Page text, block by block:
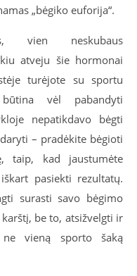
„bėgiko euforija“.
vien neskubaus
atveju šie hormonai
turėjote su sportu
vėl pabandyti
nepatikdavo bėgti
– pradėkite bėgioti
taip, kad jaustumėte
pasiekti rezultatų.
surasti savo bėgimo
be to, atsižvelgti ir
vieną sporto šaką